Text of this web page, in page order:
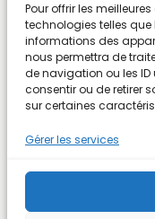
Pour offrir les
technologies telles
informations des
nous permettra de
de navigation ou les ID
consentir ou de retirer
sur certaines
Gérer les services